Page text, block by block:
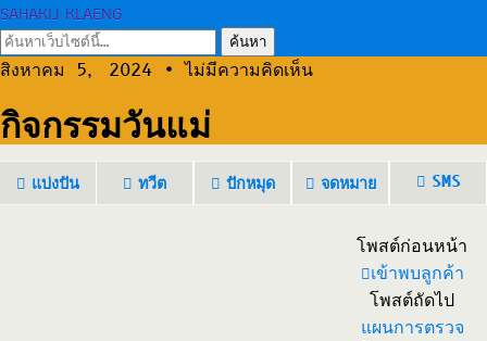
SAHAKIJ KLAENG
สิงหาคม 5, 2024 • ไม่มีความคิดเห็น
กิจกรรมวันแม่
แบ่งปัน ทวีต ปักหมุด จดหมาย SMS
โพสต์ก่อนหน้า
เข้าพบลูกค้า
โพสต์ถัดไป
แผนการตรวจ